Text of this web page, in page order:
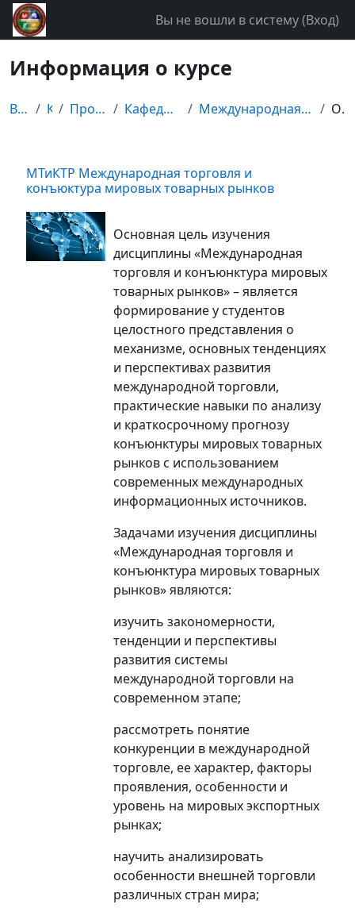
Перейти к основному содержанию
Вы не вошли в систему (Вход)
Информация о курсе
В начало Курсы Прочие дисциплины Кафедра мировой экономики Международная торговля и конъюктура мировых това... Описание
МТиКТР Международная торговля и
конъюктура мировых товарных рынков
Основная цель изучения
дисциплины «Международная
торговля и конъюнктура мировых
товарных рынков» – является
формирование у студентов
целостного представления о
механизме, основных тенденциях
и перспективах развития
международной торговли,
практические навыки по анализу
и краткосрочному прогнозу
конъюнктуры мировых товарных
рынков с использованием
современных международных
информационных источников.
Задачами изучения дисциплины
«Международная торговля и
конъюнктура мировых товарных
рынков» являются:
изучить закономерности,
тенденции и перспективы
развития системы
международной торговли на
современном этапе;
рассмотреть понятие
конкуренции в международной
торговле, ее характер, факторы
проявления, особенности и
уровень на мировых экспортных
рынках;
научить анализировать
особенности внешней торговли
различных стран мира;